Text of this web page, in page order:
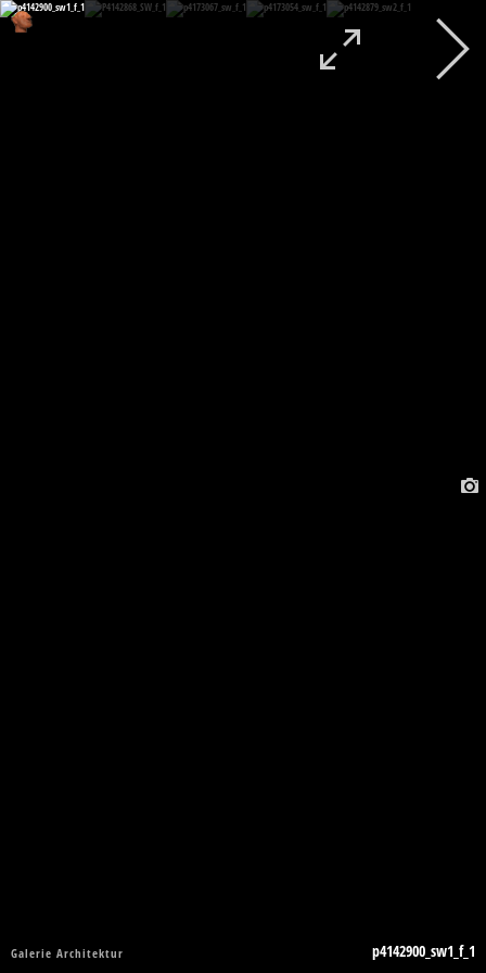
p4142900_sw1_f_1
Galerie Architektur